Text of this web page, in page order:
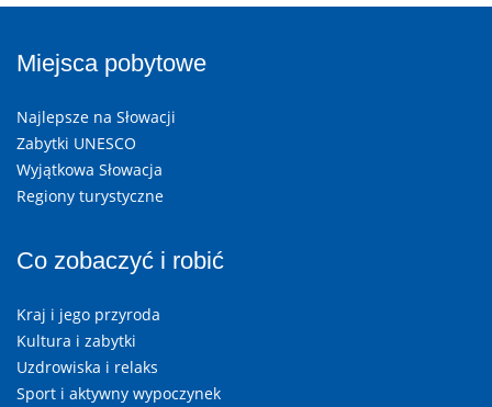
Miejsca pobytowe
Najlepsze na Słowacji
Zabytki UNESCO
Wyjątkowa Słowacja
Regiony turystyczne
Co zobaczyć i robić
Kraj i jego przyroda
Kultura i zabytki
Uzdrowiska i relaks
Sport i aktywny wypoczynek